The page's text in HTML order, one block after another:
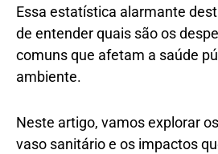
Essa estatística alarmante
de entender quais são os
comuns que afetam a saúde
ambiente.
Neste artigo, vamos explorar
vaso sanitário e os impactos